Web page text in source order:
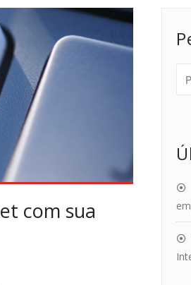
com sua